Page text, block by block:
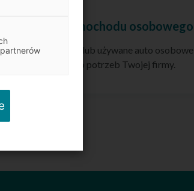
Leasing samochodu osobowego
Sfinansuj nowe lub używane auto osobowe,
dopasowane do potrzeb Twojej firmy.